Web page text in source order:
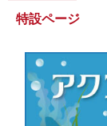
特設ページ